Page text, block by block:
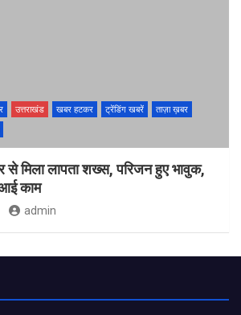
उत्तराखंड खबर हटकर ट्रेंडिंग खबरें
ताज़ा ख़बर
से मिला लापता शख्स, परिजन हुए भावुक,
काम
admin